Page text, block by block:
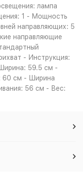
лампа
1 - Мощность
направляющих: 5
направляющие
- Инструкция:
59.5 см -
60 см - Ширина
56 см - Вес: